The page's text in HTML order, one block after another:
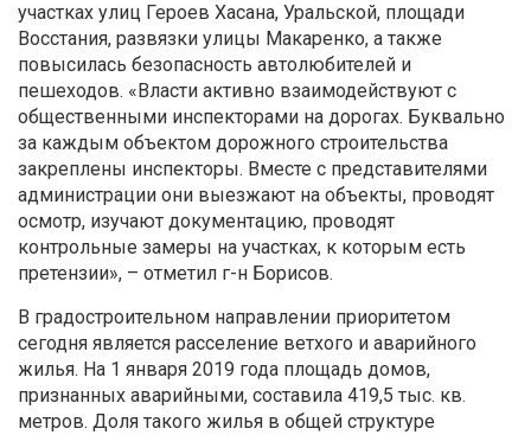
участках улиц Героев Хасана, Уральской, площади
Восстания, развязки улицы Макаренко, а также
повысилась безопасность автолюбителей и
пешеходов. «Власти активно взаимодействуют с
общественными инспекторами на дорогах. Буквально
за каждым объектом дорожного строительства
закреплены инспекторы. Вместе с представителями
администрации они выезжают на объекты, проводят
осмотр, изучают документацию, проводят
контрольные замеры на участках, к которым есть
претензии», – отметил г-н Борисов.
В градостроительном направлении приоритетом
сегодня является расселение ветхого и аварийного
жилья. На 1 января 2019 года площадь домов,
признанных аварийными, составила 419,5 тыс. кв.
метров. Доля такого жилья в общей структуре